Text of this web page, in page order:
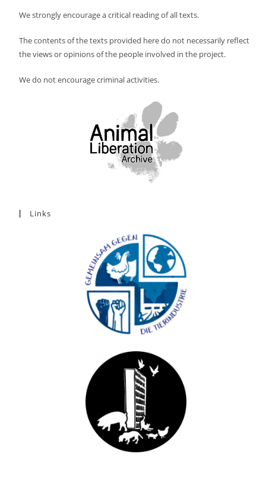
We strongly encourage a critical reading of all texts.
The contents of the texts provided here do not necessarily reflect
the views or opinions of the people involved in the project.
We do not encourage criminal activities.
Links